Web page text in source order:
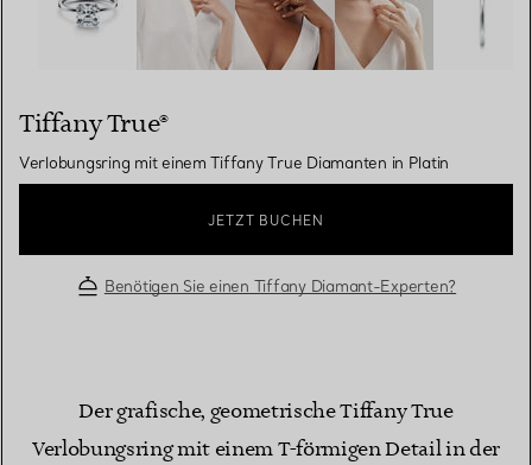
Tiffany True®
Verlobungsring mit einem Tiffany True Diamanten in Platin
JETZT BUCHEN
Benötigen Sie einen Tiffany Diamant-Experten?
Der grafische, geometrische Tiffany True
Verlobungsring mit einem T-förmigen Detail in der